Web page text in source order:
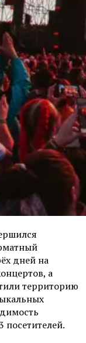
дней на
а
территорию
посетителей.